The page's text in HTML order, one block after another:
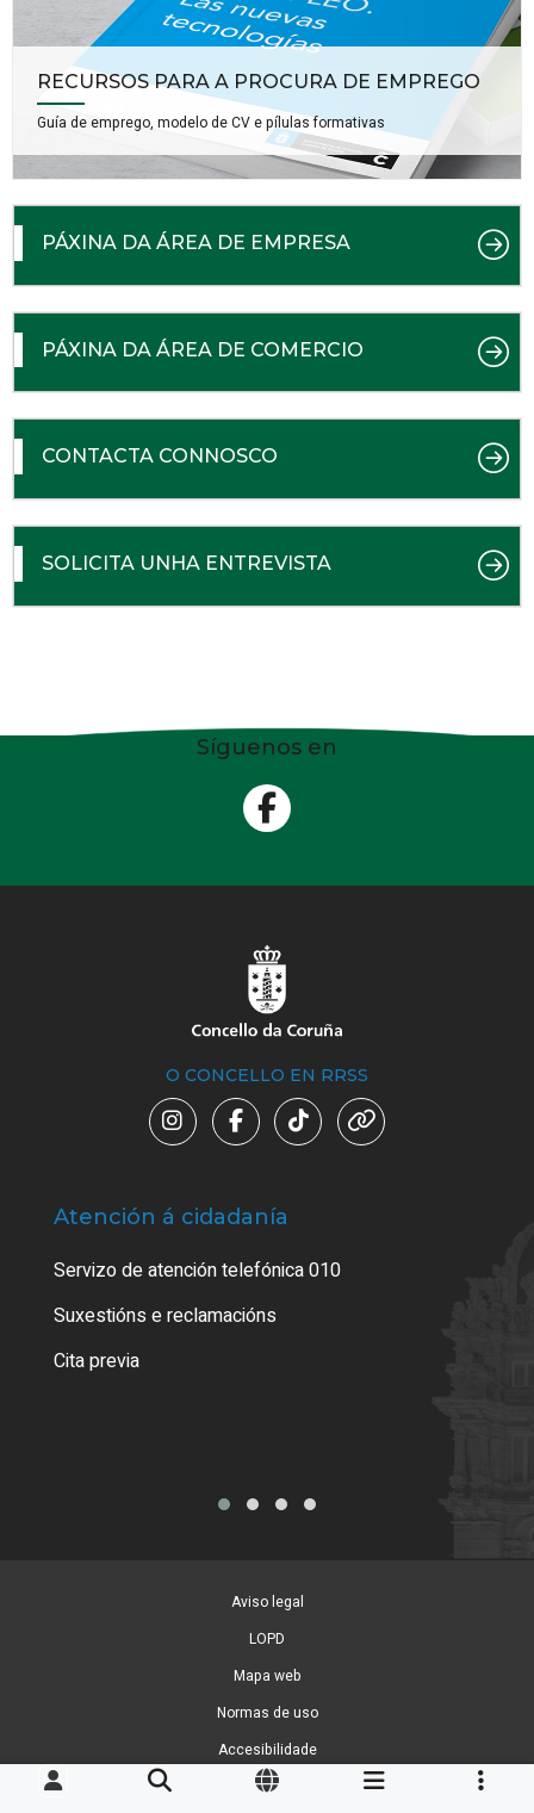
RECURSOS PARA A PROCURA DE EMPREGO
Guía de emprego, modelo de CV e pílulas formativas
PÁXINA DA ÁREA DE EMPRESA
PÁXINA DA ÁREA DE COMERCIO
CONTACTA CONNOSCO
SOLICITA UNHA ENTREVISTA
Síguenos en
O CONCELLO EN RRSS
Atención á cidadanía
Servizo de atención telefónica 010
Suxestións e reclamacións
Cita previa
Aviso legal
LOPD
Mapa web
Normas de uso
Accesibilidade
Xestión de cookies